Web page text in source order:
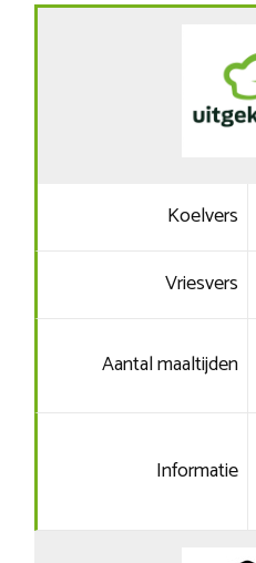
Koelvers
Vriesvers
Aantal maaltijden
Informatie